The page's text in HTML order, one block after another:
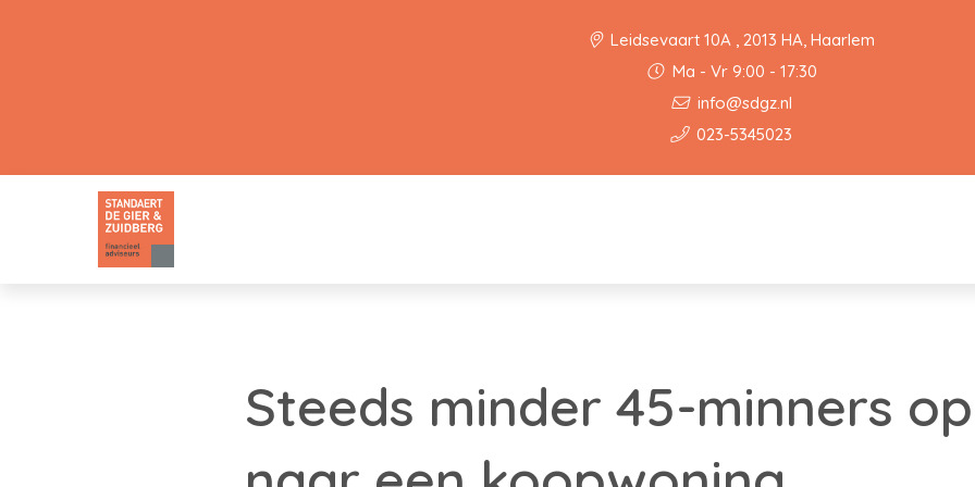
Leidsevaart 10A , 2013 HA, Haarlem
Ma - Vr 9:00 - 17:30
info@sdgz.nl
023-5345023
Steeds minder 45-minners